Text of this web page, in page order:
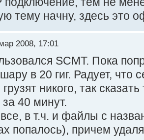
тему начну, здесь это
2008, 17:01
SCMT. Пока
в 20 гиг. Радует, что
никого, так
40 минут.
в т.ч. и файлы с
попалось), причем